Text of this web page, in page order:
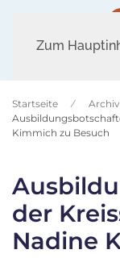
Zum
Startseite Archiv
Kimmich zu Besuch
der
Nadine